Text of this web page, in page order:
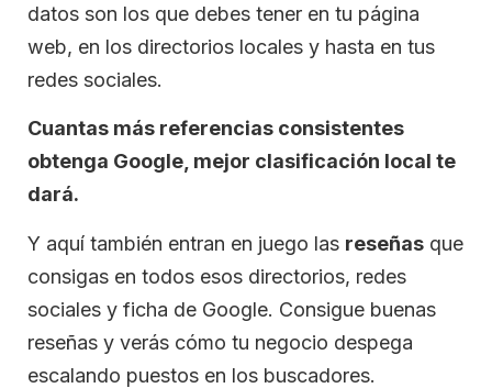
datos son los que debes tener en tu página
web, en los directorios locales y hasta en tus
redes sociales.
Cuantas más referencias consistentes
obtenga Google, mejor clasificación local te
dará.
Y aquí también entran en juego las reseñas que
consigas en todos esos directorios, redes
sociales y ficha de Google. Consigue buenas
reseñas y verás cómo tu negocio despega
escalando puestos en los buscadores.